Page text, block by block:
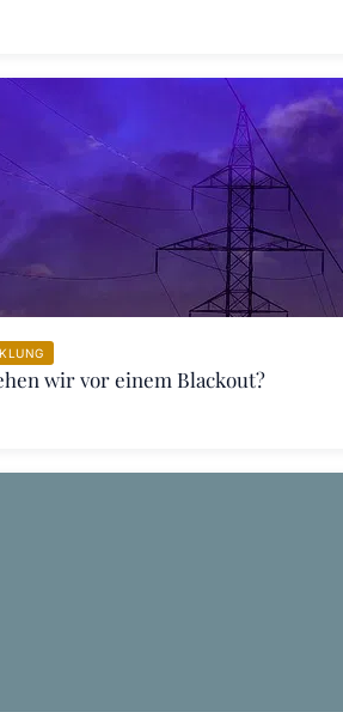
wir vor einem Blackout?